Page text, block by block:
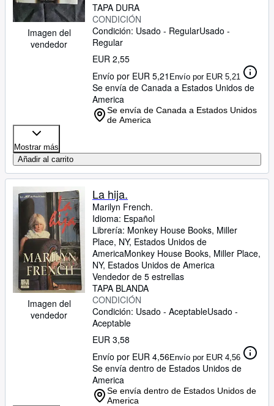
Imagen del
vendedor
TAPA DURA
CONDICIÓN
Condición: Usado - RegularUsado -
Regular
EUR 2,55
Envío por EUR 5,21 Envío por EUR 5,21
Se envía de Canada a Estados Unidos de
America
Se envía de Canada a Estados Unidos
de America
Mostrar más
Añadir al carrito
Imagen del
vendedor
La hija.
Marilyn French.
Idioma: Español
Librería: Monkey House Books, Miller
Place, NY, Estados Unidos de
AmericaMonkey House Books, Miller Place,
NY, Estados Unidos de America
Vendedor de 5 estrellas
TAPA BLANDA
CONDICIÓN
Condición: Usado - AceptableUsado -
Aceptable
EUR 3,58
Envío por EUR 4,56Envío por EUR 4,56
Se envía dentro de Estados Unidos de
America
Se envía dentro de Estados Unidos de
America